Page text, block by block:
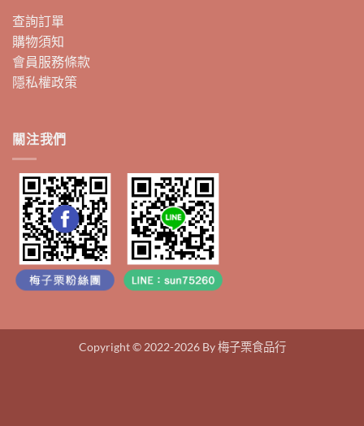
查詢訂單
購物須知
會員服務條款
隱私權政策
關注我們
Copyright © 2022-2026 By 梅子栗食品行